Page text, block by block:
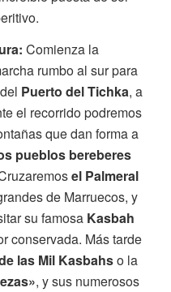
Comienza la
rumbo al sur para
Puerto del Tichka, a
el recorrido podremos
que dan forma a
pueblos bereberes
el Palmeral
de Marruecos, y
su famosa Kasbah
conservada. Más tarde
las Mil Kasbahso la
, y sus numerosos